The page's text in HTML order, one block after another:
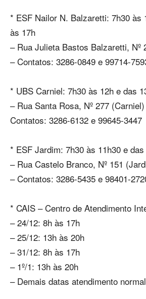
* ESF Nailor N. Balzaretti: 7h30 às
às 17h
– Rua Julieta Bastos Balzaretti, Nº
– Contatos: 3286-0849 e 99714-
* UBS Carniel: 7h30 às 12h e das
– Rua Santa Rosa, Nº 277 (Carniel)
Contatos: 3286-6132 e 99645-3447
* ESF Jardim: 7h30 às 11h30 e
– Rua Castelo Branco, Nº 151
– Contatos: 3286-5435 e 98401-
* CAIS – Centro de Atendimento
– 24/12: 8h às 17h
– 25/12: 13h às 20h
– 31/12: 8h às 17h
– 1º/1: 13h às 20h
– Demais datas atendimento